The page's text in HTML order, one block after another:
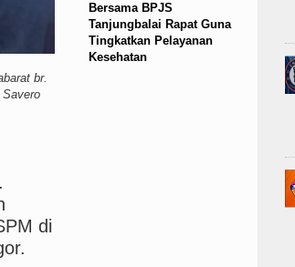
br.
di
Bersama BPJS
Tanjungbalai Rapat Guna
Tingkatkan Pelayanan
Kesehatan